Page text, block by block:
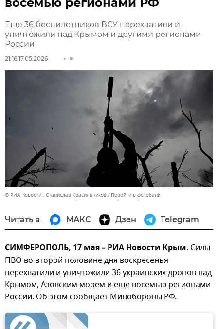
Еще 36 беспилотников ВСУ перехватили и
уничтожили над Крымом и другими регионами
России
21:16 17.05.2026
© РИА Новости . Станислав Красильников Перейти в фотобанк
Читать в МАКС Дзен Telegram
СИМФЕРОПОЛЬ, 17 мая – РИА Новости Крым. Силы
ПВО во второй половине дня воскресенья
перехватили и уничтожили 36 украинских дронов над
Крымом, Азовским морем и еще восемью регионами
России. Об этом сообщает Минобороны РФ.